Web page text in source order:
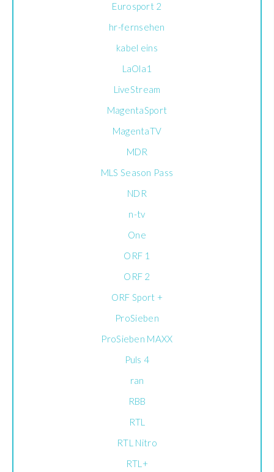
Eurosport 2
hr-fernsehen
kabel eins
LaOla1
LiveStream
MagentaSport
MagentaTV
MDR
MLS Season Pass
NDR
n-tv
One
ORF 1
ORF 2
ORF Sport +
ProSieben
ProSieben MAXX
Puls 4
ran
RBB
RTL
RTL Nitro
RTL+